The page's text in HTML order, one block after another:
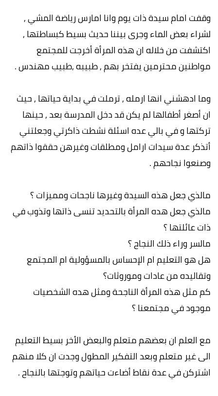
وقفت امام سيدة ذات يوم وانا امارس رياضة المشي ,
لشراء بعض الماء وجرى بيننا حديث بسيط كبساطتها ,
اكتشفت من خلاله ان هذه المرأة أخرجت للمجتمع
مواطنين محترمين يفتخر بهم , طبيبه ,طبيب مهندس .
وما ادهشني انها ارمله , ترملت في بداية حياتها , حيث
ان أصغر أطفالها لم يكن قد دخل المدرسة بعد , حينها
تركتها و في بالي عده اسئلة نشطت ذاكرتي وجعلتني
أتذكر عدة سيدات ارامل ومطلقات وغيرهن حققوا ذاتهم
وصنعوا نجاحهم .
مالذي جعل هذه السيدة وغيرها ناجحات ومميزات ؟
مالذي جعل هده المرأة بالتحديد تنسى ذاتها وتذوب في
ذات عائلتها ؟
مالسر وراء ذلك النجاح ؟
هل هو التعليم ام الإحساس بالمسؤولية ام المجتمع
وتقاليده من عادات وموروثات؟
كم مثل هذه المرأة الناجحة ومثل هده الشخصيات
موجود في مجتمعنا ؟
مع العلم ان بعضهم متعلم والبعض الأخر بسيط التعليم
الى غير متعلم وبعد التفكير المطول وجدت ان كلا منهم
اشتركن في عدة نقاط أضاءت حياتهم وتوجتها بالنجاح .